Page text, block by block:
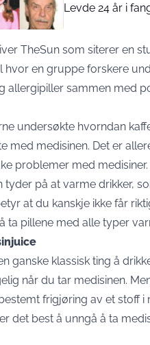
Levde 24 år i
TheSun som siterer en
hvor en gruppe forskere
allergipiller sammen med
undersøkte hvorndan
med medisinen. Det er
problemer med medisiner.
tyder på at varme drikker,
at du kanskje ikke får
ta pillene med alle typer
ganske klassisk ting å
når du tar medisinen.
frigjøring av et stoff i
det best å unngå å ta